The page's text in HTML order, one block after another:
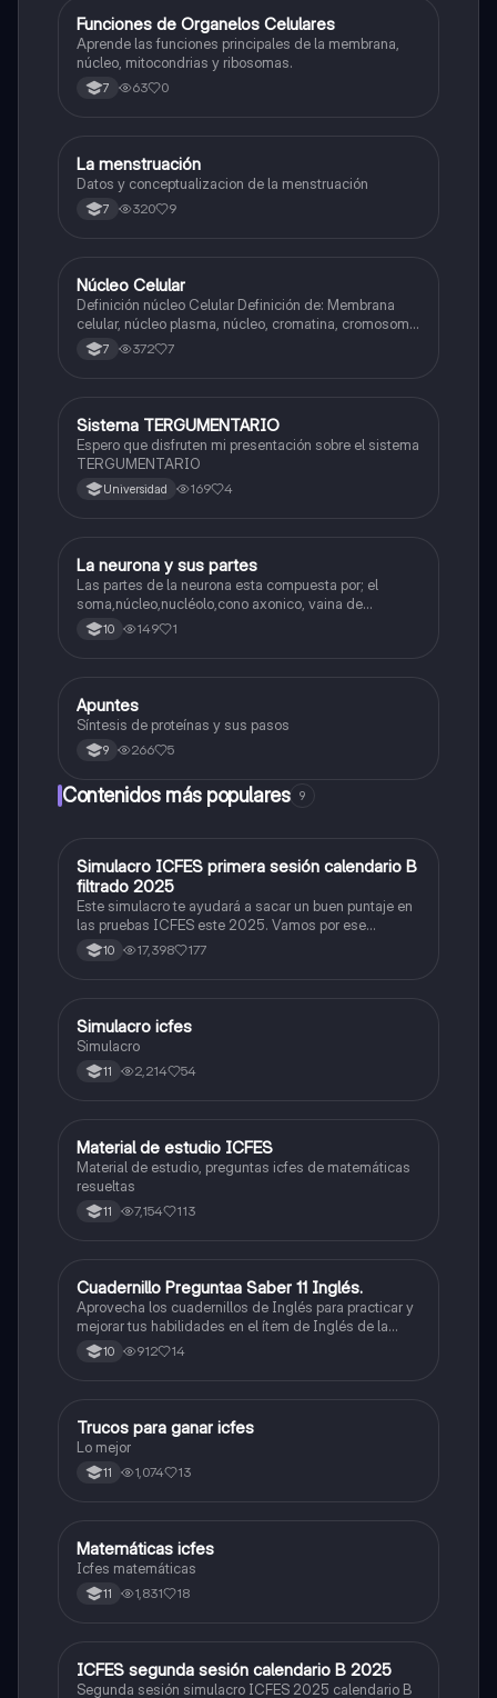
FBiologia
Funciones de Organelos Celulares
Aprende las funciones principales de la membrana,
núcleo, mitocondrias y ribosomas.
7 63 0
Biologia
La menstruación
Datos y conceptualizacion de la menstruación
7 320 9
Biologia
Núcleo Celular
Definición núcleo Celular Definición de: Membrana
celular, núcleo plasma, núcleo, cromatina, cromosoma
Interfase Fases de la interfase
7 372 7
Biologia
Sistema TERGUMENTARIO
Espero que disfruten mi presentación sobre el sistema
TERGUMENTARIO
Universidad 169 4
Biologia
La neurona y sus partes
Las partes de la neurona esta compuesta por; el
soma,núcleo,nucléolo,cono axonico, vaina de
mielina,celula schwan,núcleo de schwann,nódulo de
Ranvier,terminal axonico Arborizacion terminal, botón
10 149 1
Biologia
Apuntes
Síntesis de proteínas y sus pasos
9 266 5
Contenidos más populares 9
ICFES: Matemáticas
Simulacro ICFES primera sesión calendario B
filtrado 2025
Este simulacro te ayudará a sacar un buen puntaje en
las pruebas ICFES este 2025. Vamos por ese
500/500. Y poder ser admitido en la universidad que
quieras, estudiar la carrera que quieres y no la que te
10 17,398 177
ICFES: Lectura Crítica
Simulacro icfes
Simulacro
11 2,214 54
ICFES: Matemáticas
Material de estudio ICFES
Material de estudio, preguntas icfes de matemáticas
resueltas
11 7,154 113
ICFES: Inglés
Cuadernillo Preguntaa Saber 11 Inglés.
Aprovecha los cuadernillos de Inglés para practicar y
mejorar tus habilidades en el ítem de Inglés de la
Prueba Saber 11. 🫡
10 912 14
Química
Trucos para ganar icfes
Lo mejor
11 1,074 13
ICFES: Matemáticas
Matemáticas icfes
Icfes matemáticas
11 1,831 18
ICFES: Lectura Crítica
ICFES segunda sesión calendario B 2025
Segunda sesión simulacro ICFES 2025 calendario B